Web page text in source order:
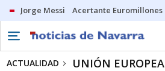
Jorge Messi Acertante Euromillones
ACTUALIDAD UNIÓN EUROPEA